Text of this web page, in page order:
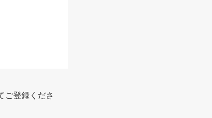
ご登録くださ